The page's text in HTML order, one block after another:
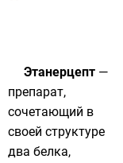
Этанерцепт —
препарат,
сочетающий в
своей структуре
два белка,